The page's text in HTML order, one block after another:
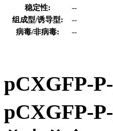
稳定性:
--
组成型/诱导型:
--
病毒/非病毒:
--
pCXGFP-
pCXGFP-